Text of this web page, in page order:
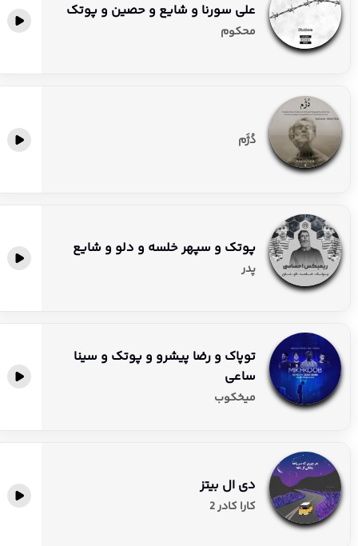
علی سورنا و شایع و حصین و پوتک
محکوم
دُژَم
پوتک و سپهر خلسه و دلو و شایع
پدر
توپاک و رضا پیشرو و پوتک و سینا
ساعی
میخکوب
دی ال بیتز
کارا کادر 2